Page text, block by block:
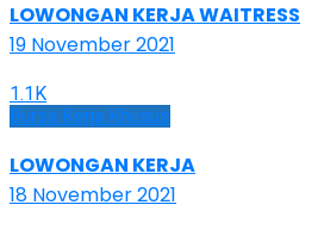
LOWONGAN KERJA WAITRESS
19 November 2021
1.1K
Bursa Kerja Khusus
LOWONGAN KERJA
18 November 2021